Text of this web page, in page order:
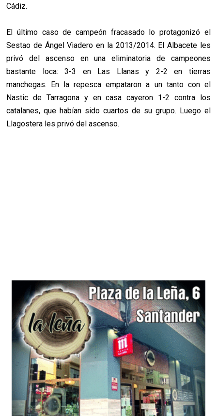
Cádiz.
El último caso de campeón fracasado lo protagonizó el
Sestao de Ángel Viadero en la 2013/2014. El Albacete les
privó del ascenso en una eliminatoria de campeones
bastante loca: 3-3 en Las Llanas y 2-2 en tierras
manchegas. En la repesca empataron a un tanto con el
Nastic de Tarragona y en casa cayeron 1-2 contra los
catalanes, que habían sido cuartos de su grupo. Luego el
Llagostera les privó del ascenso.